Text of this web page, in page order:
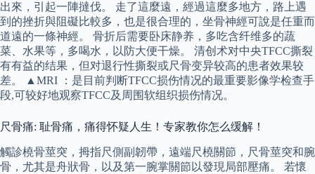
出來，引起一陣撻伐。 走了這麼遠，經過這麼多地方，路上遇
到的挫折與阻礙比較多，也是很合理的，坐骨神經可說是任重而
道遠的一條神經。 骨折后需要卧床静养，多吃含纤维多的蔬
菜、水果等，多喝水，以防大便干燥。 清创术对中央TFCC撕裂
有有益的结果，但对退行性撕裂或尺骨变异较高的患者效果较
差。 ▲MRI ：是目前判断TFCC损伤情况的最重要影像学检查手
段,可较好地观察TFCC及周围软组织损伤情况。
尺骨痛: 耻骨痛，痛得怀疑人生！专家教你怎么缓解！
觸診橈骨莖突，拇指尺側副韌帶，遠端尺橈關節，尺骨莖突和腕
骨，尤其是舟狀骨，以及第一腕掌關節以發現局部壓痛。 若懷